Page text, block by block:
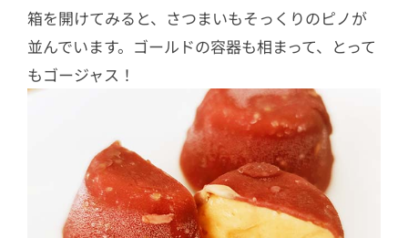
箱を開けてみると、さつまいもそっくりのピノが
並んでいます。ゴールドの容器も相まって、とって
もゴージャス！